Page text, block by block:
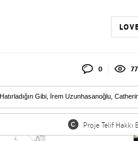
0
Hatırladığın Gibi İrem Uzunhasanoğlu
Proje Telif Hakkı